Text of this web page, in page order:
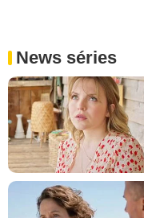
News séries